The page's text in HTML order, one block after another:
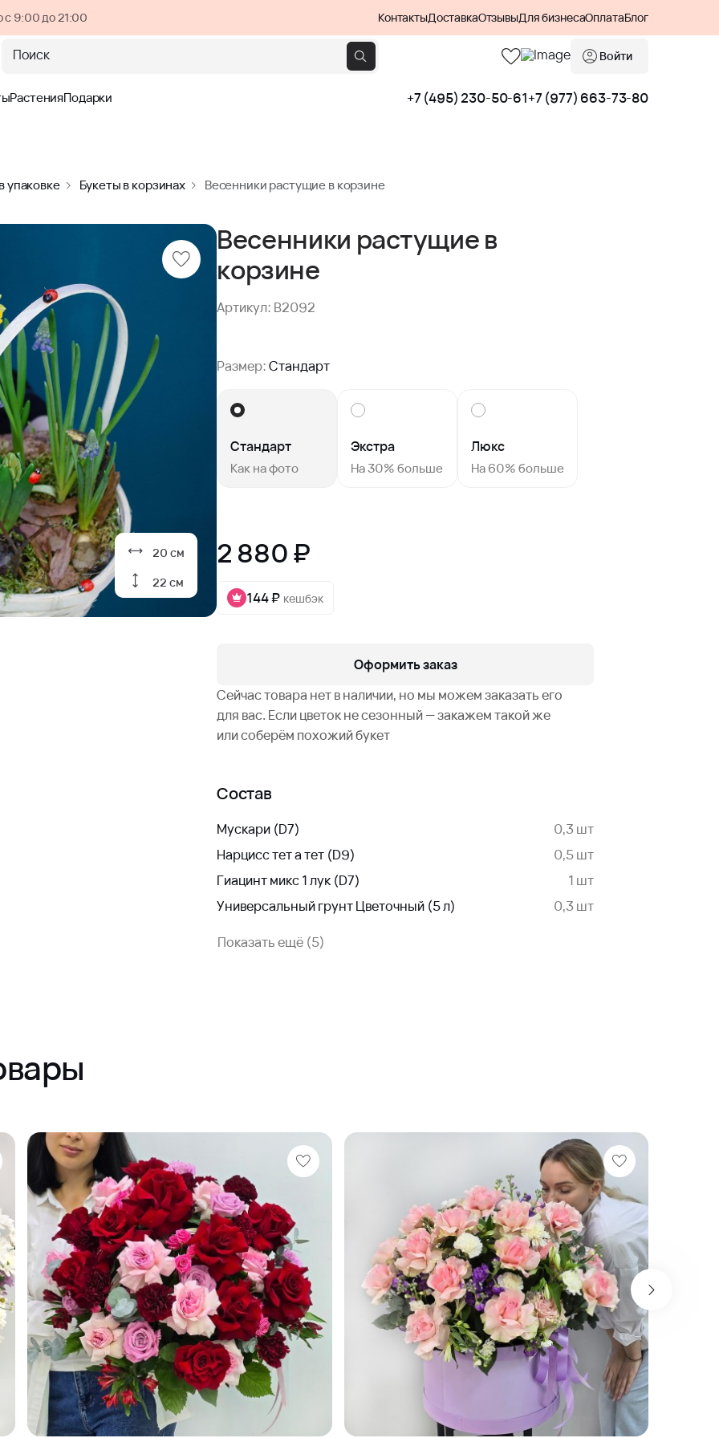
с 9:00 до 21:00 КонтактыДоставкаОтзывыДля бизнесаОплатаБлог
Поиск Войти
РастенияПодарки +7 (495) 230-50-61+7 (977) 663-73-80
упаковке Букеты в корзинах Весенники растущие в корзине
20 см
22 см
Весенники растущие в
корзине
Артикул: B2092
Размер:Стандарт
Стандарт
Как на фото
Экстра
На 30% больше
Люкс
На 60% больше
2 880 ₽
144 ₽ кешбэк
Оформить заказ
Сейчас товара нет в наличии, но мы можем заказать его
для вас. Если цветок не сезонный — закажем такой же
или соберём похожий букет
Состав
Мускари (D7)
0,3 шт
Нарцисс тет а тет (D9)
0,5 шт
Гиацинт микс 1 лук (D7)
1 шт
Универсальный грунт Цветочный (5 л)
0,3 шт
Показать ещё (5)